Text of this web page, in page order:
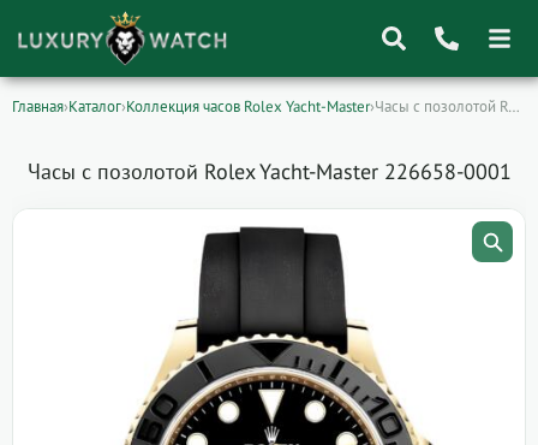
Главная›Каталог›Коллекция часов Rolex Yacht-Master› Часы с позолотой Rolex Yacht-Master 226658-0001
Часы с позолотой Rolex Yacht-Master 226658-0001